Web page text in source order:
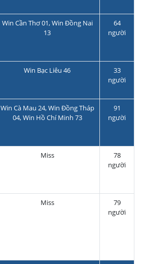
Win Cần Thơ 01, Win Đồng Nai
13
64
người
Win Bạc Liêu 46
33
người
Win Cà Mau 24, Win Đồng Tháp
04, Win Hồ Chí Minh 73
91
người
Miss
78
người
Miss
79
người